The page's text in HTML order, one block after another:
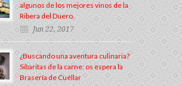
algunos de los mejores vinos de la
Ribera del Duero.
Jun 22, 2017
¿Buscando una aventura culinaria?
Sibaritas de la carne: os espera la
Brasería de Cuéllar